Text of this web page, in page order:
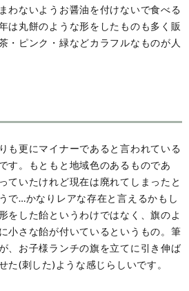
わないようお醤油を付けないで食べる
は丸餅のような形をしたものも多く販
・ピンク・緑などカラフルなものが人
も更にマイナーであると言われている
す。もともと地域色のあるものであ
ていたけれど現在は廃れてしまったと
で…かなりレアな存在と言えるかもし
をした飴というわけではなく、旗のよ
小さな飴が付いているというもの。筆
、お子様ランチの旗を立てに引き伸ば
た(刺した)ような感じらしいです。